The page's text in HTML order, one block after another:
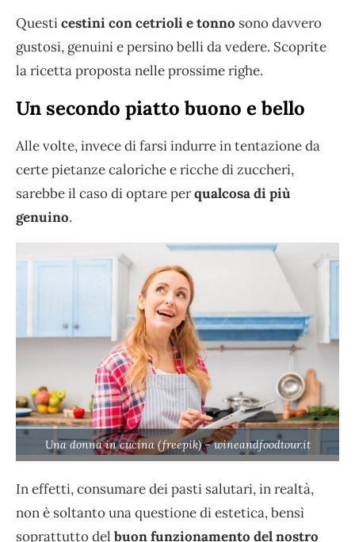
Questicestini con cetrioli e tonno sono davvero
gustosi, genuini e persino belli da vedere. Scoprite
la ricetta proposta nelle prossime righe.
Un secondo piatto buono e bello
Alle volte, invece di farsi indurre in tentazione da
certe pietanze caloriche e ricche di zuccheri,
sarebbe il caso di optare perqualcosa di più
genuino.
Una donna in cucina (freepik) – wineandfoodtour.it
In effetti, consumare dei pasti salutari, in realtà,
non è soltanto una questione di estetica, bensì
soprattutto del buon funzionamento del nostro